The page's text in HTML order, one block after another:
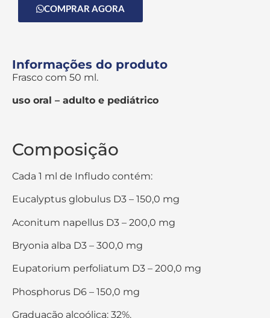
COMPRAR AGORA
Informações do produto
Frasco com 50 ml.
uso oral – adulto e pediátrico
Composição
Cada 1 ml de Infludo contém:
Eucalyptus globulus D3 – 150,0 mg
Aconitum napellus D3 – 200,0 mg
Bryonia alba D3 – 300,0 mg
Eupatorium perfoliatum D3 – 200,0 mg
Phosphorus D6 – 150,0 mg
Graduação alcoólica: 32%.